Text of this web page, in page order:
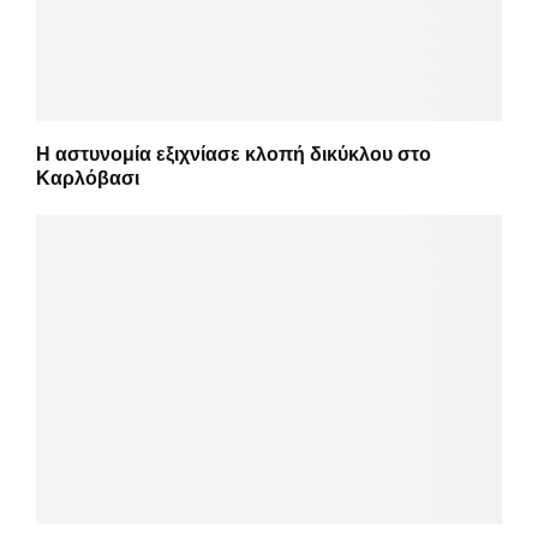
Η αστυνομία εξιχνίασε κλοπή δικύκλου στο
Καρλόβασι